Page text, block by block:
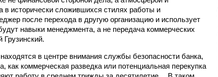
в исторически сложившихся стилях работы и
после перехода в другую организацию и использует
навыки менеджмента, а не передача коммерческих
Грузинский.
в центре внимания службы безопасности банка,
как коммерческая разведка или потенциальная перекупка